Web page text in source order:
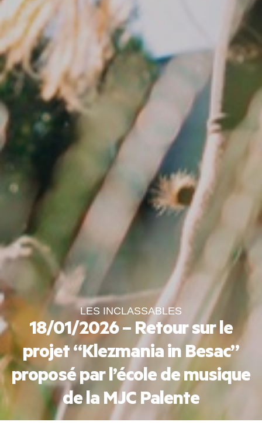
LES INCLASSABLES
18/01/2026 – Retour sur le
projet “Klezmania in Besac”
proposé par l’école de musique
de la MJC Palente